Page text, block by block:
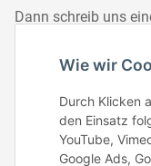
Wie wir
Durch Klicken
den Einsatz
YouTube,
Google Ads,
Dann schreib uns
Telefonisch
Telefonnr.: 0951/
Zum Kontakt